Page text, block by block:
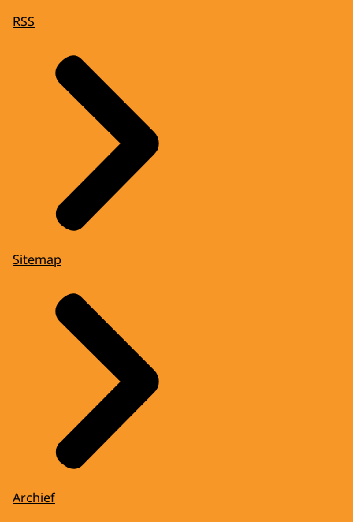
RSS
Sitemap
Archief